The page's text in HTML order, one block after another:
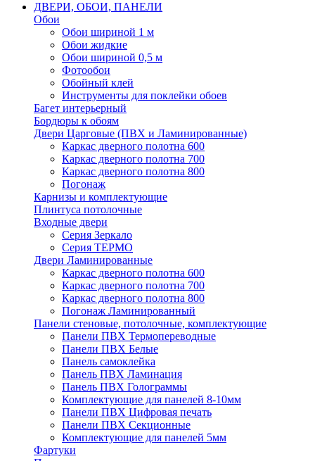
ДВЕРИ, ОБОИ, ПАНЕЛИ
Обои
Обои шириной 1 м
Обои жидкие
Обои шириной 0,5 м
Фотообои
Обойный клей
Инструменты для поклейки обоев
Багет интерьерный
Бордюры к обоям
Двери Царговые (ПВХ и Ламинированные)
Каркас дверного полотна 600
Каркас дверного полотна 700
Каркас дверного полотна 800
Погонаж
Карнизы и комплектующие
Плинтуса потолочные
Входные двери
Серия Зеркало
Серия ТЕРМО
Двери Ламинированные
Каркас дверного полотна 600
Каркас дверного полотна 700
Каркас дверного полотна 800
Погонаж Ламинированный
Панели стеновые, потолочные, комплектующие
Панели ПВХ Термопереводные
Панели ПВХ Белые
Панель самоклейка
Панель ПВХ Ламинация
Панель ПВХ Голограммы
Комплектующие для панелей 8-10мм
Панели ПВХ Цифровая печать
Панели ПВХ Секционные
Комплектующие для панелей 5мм
Фартуки